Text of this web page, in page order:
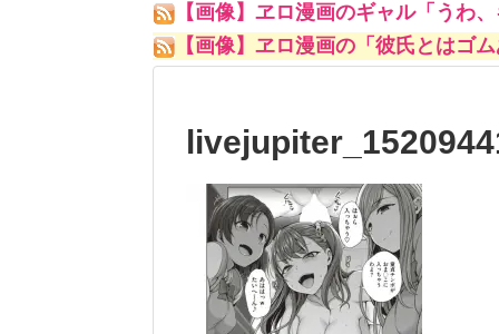
【画像】ヱロ漫画のギャル「うわ
【画像】ヱロ漫画の「彼氏とはゴ